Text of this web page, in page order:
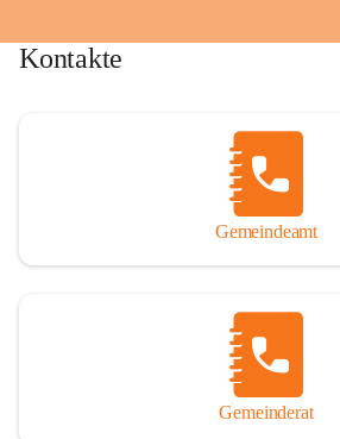
Kontakte
Gemeindeamt
Gemeinderat